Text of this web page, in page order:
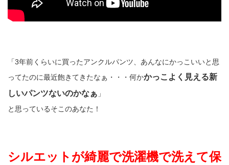
「3年前くらいに買ったアンクルパンツ、あんなにかっこいいと思
ってたのに最近飽きてきたなぁ・・・何かかっこよく見える新
しいパンツないのかなぁ 」
と思っているそこのあなた！
シルエットが綺麗で洗濯機で洗えて保